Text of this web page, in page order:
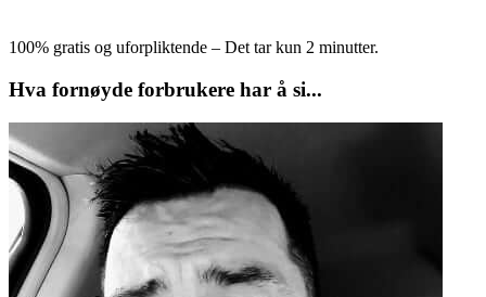
100% gratis og uforpliktende – Det tar kun 2 minutter.
Hva fornøyde forbrukere har å si...